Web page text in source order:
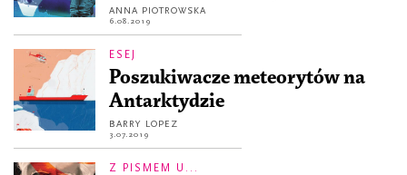
ANNA PIOTROWSKA
6.08.2019
ESEJ
Poszukiwacze meteorytów na
Antarktydzie
BARRY LOPEZ
3.07.2019
Z PISMEM U...